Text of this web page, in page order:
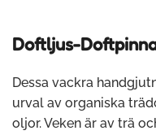
Doftljus-
Dessa vackra
urval av organiska
oljor. Veken är av trä